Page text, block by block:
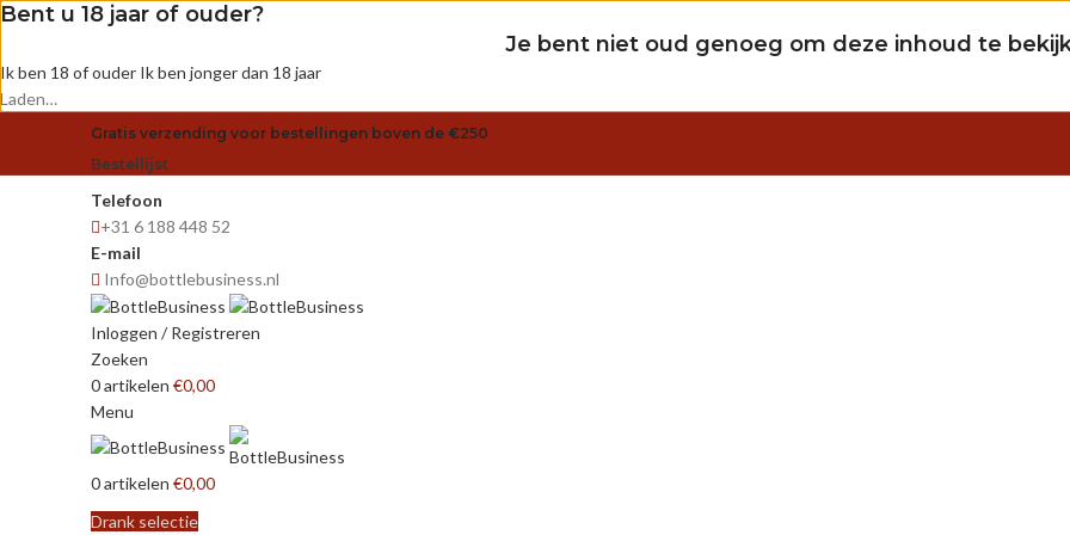
Bent u 18 jaar of ouder?
Je bent niet oud genoeg om deze inhoud te
Ik ben 18 of ouder Ik ben jonger dan 18 jaar
Laden…
Gratis verzending voor bestellingen boven de €250
Bestellijst
Telefoon
+31 6 188 448 52
E-mail
Info@bottlebusiness.nl
Inloggen / Registreren
Zoeken
0artikelen €0,00
Menu
0artikelen €0,00
Drank selectie